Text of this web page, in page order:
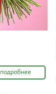
подробнее